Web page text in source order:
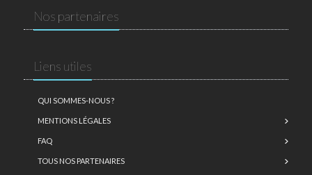
Nos partenaires
Liens utiles
QUI SOMMES-NOUS ?
MENTIONS LÉGALES
FAQ
TOUS NOS PARTENAIRES